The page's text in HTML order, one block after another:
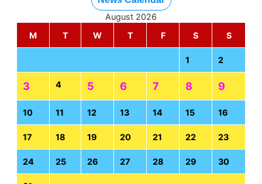
August 2026
M
T W T F S S
1 2
3 4 5 6 7 8 9
10 11 12 13 14 15 16
17 18 19 20 21 22 23
24 25 26 27 28 29 30